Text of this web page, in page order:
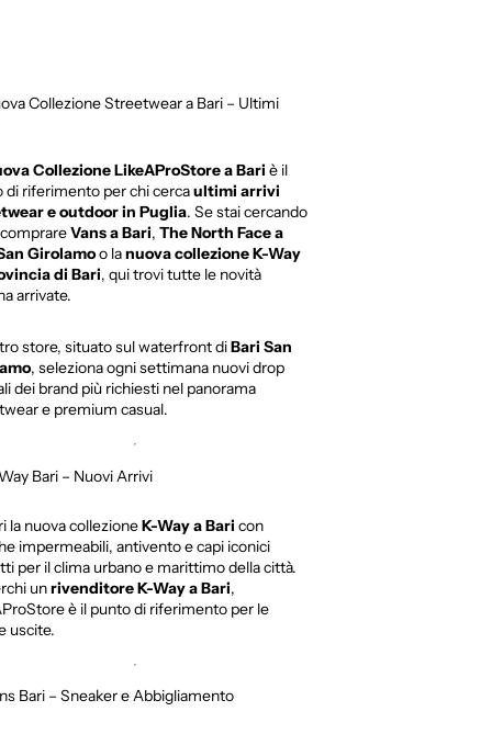
Collezione Streetwear a Bari – Ultimi
Collezione LikeAProStore a Bari è il
di riferimento per chi cercaultimi arrivi
e outdoor in Puglia. Se stai cercando
Vans a Bari, The North Face a
Girolamoo lanuova collezione K-Way
di Bari, qui trovi tutte le novità
arrivate.
store, situato sul waterfront diBari San
, seleziona ogni settimana nuovi drop
dei brand più richiesti nel panorama
e premium casual.
Bari – Nuovi Arrivi
la nuova collezioneK-Way a Bari con
impermeabili, antivento e capi iconici
per il clima urbano e marittimo della città.
unrivenditore K-Way a Bari,
è il punto di riferimento per le
uscite.
Bari – Sneaker e Abbigliamento